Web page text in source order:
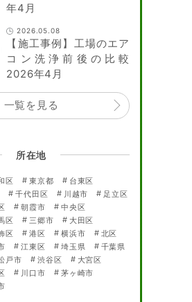
年4月
2026.05.08
【施工事例】工場のエア
コン洗浄前後の比較
2026年4月
一覧を見る
所在地
区 東京都
台東区
千代田区 川越市
足立区
朝霞市
中央区
区 三郷市
大田区
区 港区 横浜市
北区
江東区 埼玉県
千葉県
戸市 渋谷区
大宮区
川口市
茅ヶ崎市